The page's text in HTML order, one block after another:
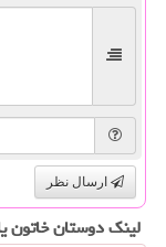
ارسال نظر
لینک دوستان خاتون